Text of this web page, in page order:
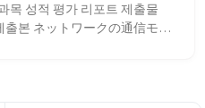
목 성적 평가 리포트 제출물
출본 ネットワークの通信モデ